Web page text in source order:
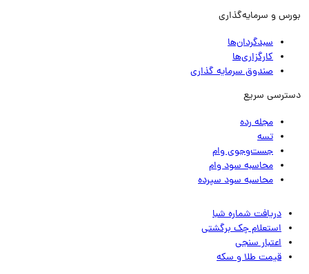
و سرمایه‌گذاری
سبدگردان‌ها
کارگزاری‌ها
صندوق سرمایه گذاری
سریع
مجله رده
تسه
جست‌وجوی وام
محاسبه سود وام
محاسبه سود سپرده
دریافت شماره شبا
استعلام چک برگشتی
اعتبار سنجی
قیمت طلا و سکه